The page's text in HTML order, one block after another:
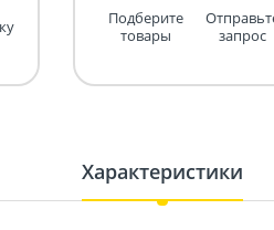
Подберите
товары
запрос
Характеристики